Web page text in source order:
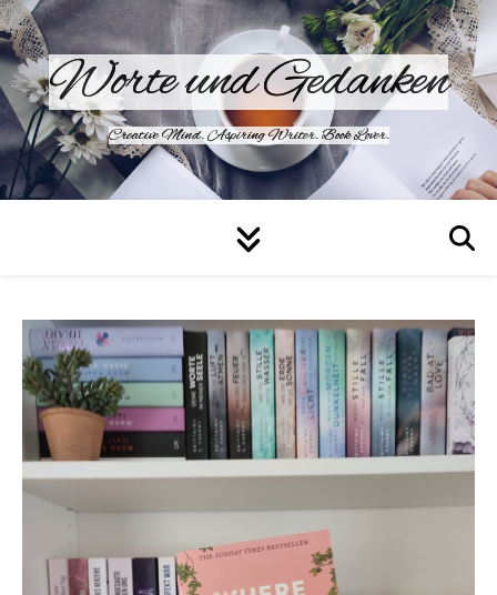
Worte und Gedanken
Creative Mind. Aspiring Writer. Book Lover.